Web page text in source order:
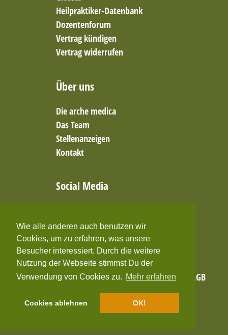
Wie alle anderen auch benutzen wir
Cookies, um zu erfahren, was unsere
Besucher interessiert. Durch die weitere
Nutzung der Webseite stimmst Du der
Verwendung von Cookies zu. Mehr erfahren
Cookies ablehnen OK!
Heilpraktiker-Datenbank
Dozentenforum
Vertrag kündigen
Vertrag widerrufen
Über uns
Die arche medica
Das Team
Stellenanzeigen
Kontakt
Social Media
Twitter
YouTube
Home Impressum Datenschutzerklärung AGB